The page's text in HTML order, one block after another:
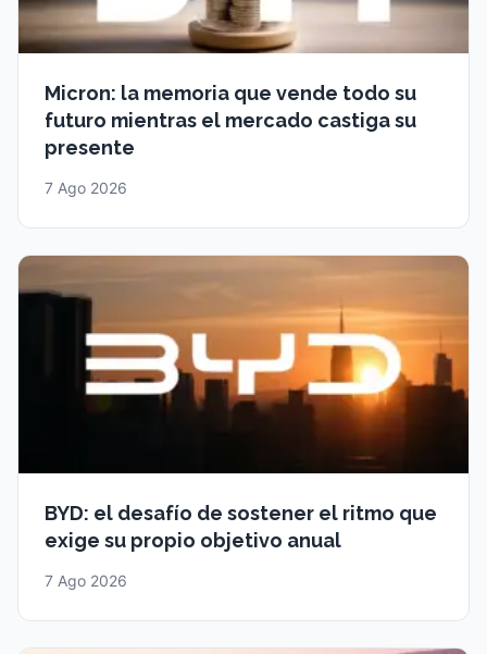
Micron: la memoria que vende todo su
futuro mientras el mercado castiga su
presente
7 Ago 2026
BYD: el desafío de sostener el ritmo que
exige su propio objetivo anual
7 Ago 2026